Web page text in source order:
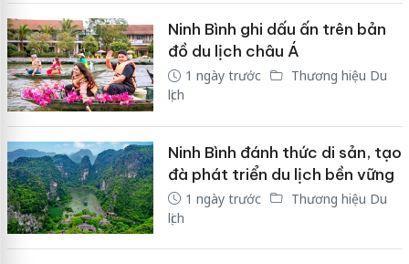
Ninh Bình ghi dấu ấn trên bản
đồ du lịch châu Á
1 ngày trước
Thương hiệu Du
lịch
Ninh Bình đánh thức di sản, tạo
đà phát triển du lịch bền vững
1 ngày trước
Thương hiệu Du
lịch